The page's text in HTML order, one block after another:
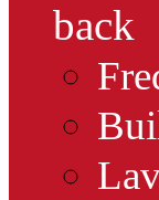
back